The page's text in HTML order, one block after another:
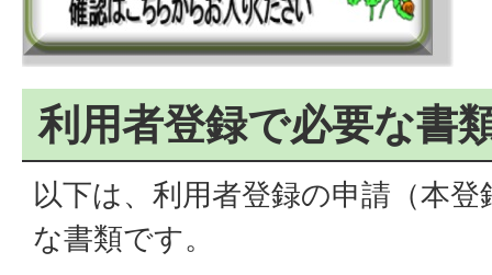
利用者登録で必要な書
以下は、利用者登録の申請（本
な書類です。